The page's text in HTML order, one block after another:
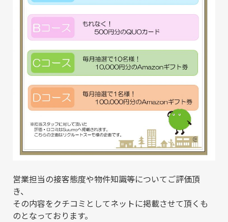
営業担当の接客態度や物件知識等についてご評価頂
き、
その内容をクチコミとしてネットに掲載させて頂くも
のとなっております。